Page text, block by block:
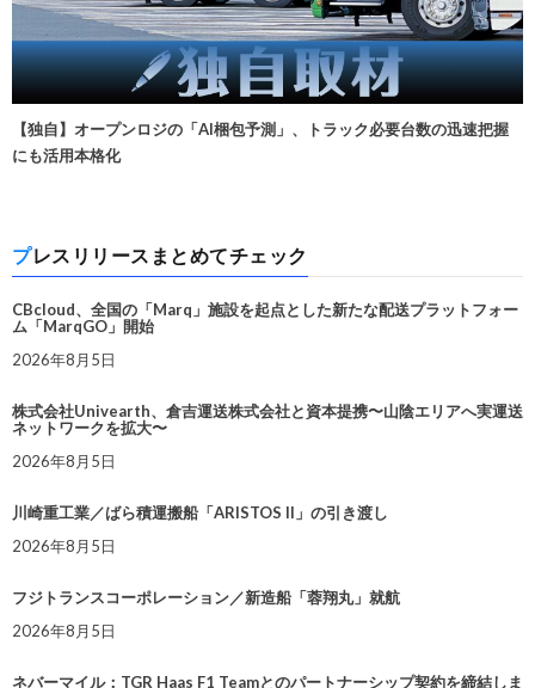
【独自】オープンロジの「AI梱包予測」、トラック必要台数の迅速把握
にも活用本格化
プレスリリースまとめてチェック
CBcloud、全国の「Marq」施設を起点とした新たな配送プラットフォー
ム「MarqGO」開始
2026年8月5日
株式会社Univearth、倉吉運送株式会社と資本提携〜山陰エリアへ実運送
ネットワークを拡大〜
2026年8月5日
川崎重工業／ばら積運搬船「ARISTOS II」の引き渡し
2026年8月5日
フジトランスコーポレーション／新造船「蓉翔丸」就航
2026年8月5日
ネバーマイル：TGR Haas F1 Teamとのパートナーシップ契約を締結しま